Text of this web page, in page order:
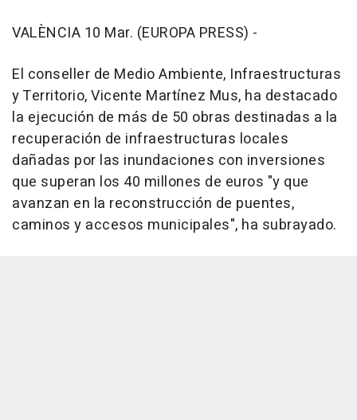
VALÈNCIA 10 Mar. (EUROPA PRESS) -
El conseller de Medio Ambiente, Infraestructuras
y Territorio, Vicente Martínez Mus, ha destacado
la ejecución de más de 50 obras destinadas a la
recuperación de infraestructuras locales
dañadas por las inundaciones con inversiones
que superan los 40 millones de euros "y que
avanzan en la reconstrucción de puentes,
caminos y accesos municipales", ha subrayado.